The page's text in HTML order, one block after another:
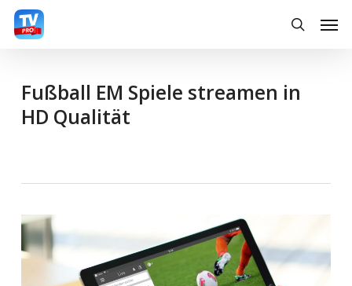
Skip
to
content
Fußball EM Spiele streamen in
HD Qualität